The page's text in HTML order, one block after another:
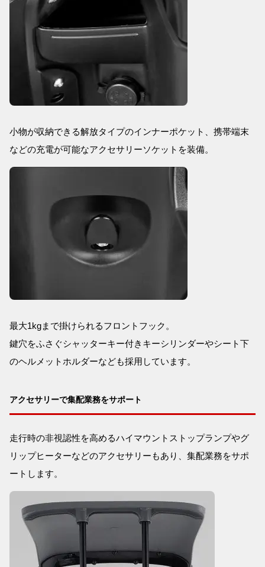
小物が収納できる解放タイプのインナーポケット、携帯端末
などの充電が可能なアクセサリーソケットを装備。
最大1kgまで掛けられるフロントフック。
鍵穴をふさぐシャッターキー付きキーシリンダーやシート下
のヘルメットホルダーなども採用しています。
アクセサリーで集配業務をサポート
走行時の非視認性を高めるハイマウントストップランプやグ
リップヒーターなどのアクセサリーもあり、集配業務をサポ
ートします。